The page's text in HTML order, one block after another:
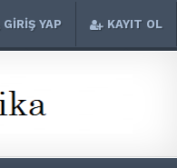
GİRİŞ YAP KAYIT OL